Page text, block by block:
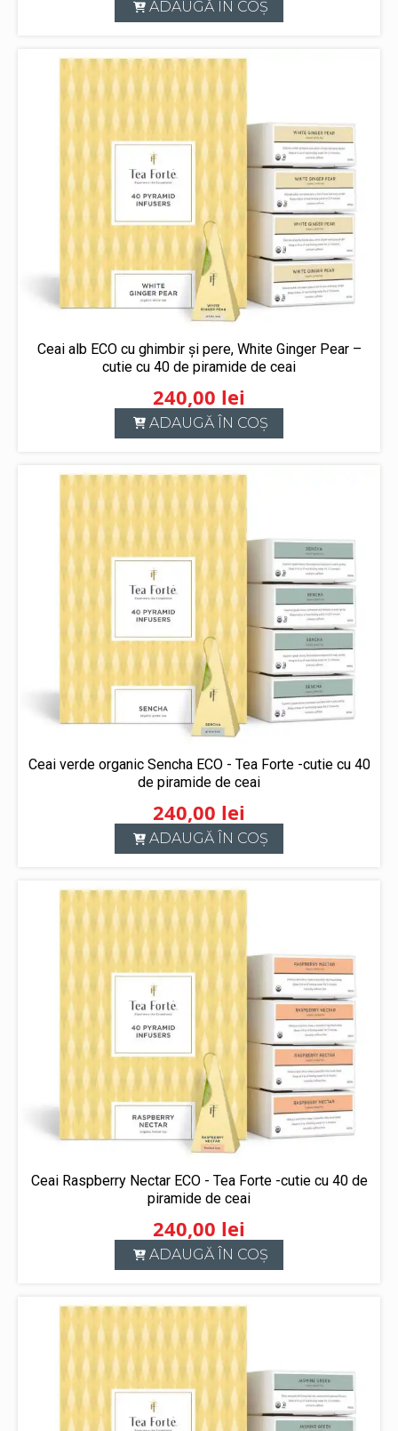
ADAUGĂ ÎN COȘ
Ceai alb ECO cu ghimbir și pere, White Ginger Pear –
cutie cu 40 de piramide de ceai
240,00 lei
ADAUGĂ ÎN COȘ
Ceai verde organic Sencha ECO - Tea Forte -cutie cu 40
de piramide de ceai
240,00 lei
ADAUGĂ ÎN COȘ
Ceai Raspberry Nectar ECO - Tea Forte -cutie cu 40 de
piramide de ceai
240,00 lei
ADAUGĂ ÎN COȘ